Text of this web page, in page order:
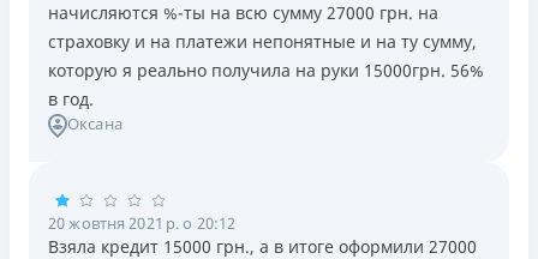
начисляются %-ты на всю сумму 27000 грн. на
страховку и на платежи непонятные и на ту сумму,
которую я реально получила на руки 15000грн. 56%
в год.
Оксана
20 жовтня 2021 р. о 20:12
Взяла кредит 15000 грн., а в итоге оформили 27000